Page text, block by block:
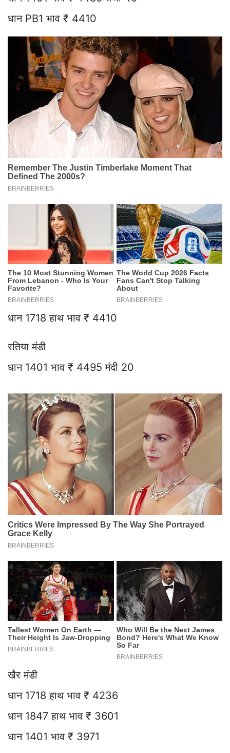
धान PB1 भाव ₹ 4410
धान 1718 हाथ भाव ₹ 4410
रतिया मंडी
धान 1401 भाव ₹ 4495 मंदी 20
खैर मंडी
धान 1718 हाथ भाव ₹ 4236
धान 1847 हाथ भाव ₹ 3601
धान 1401 भाव ₹ 3971